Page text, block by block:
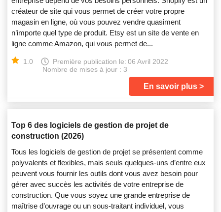
créateur de site qui vous permet de créer votre propre
magasin en ligne, où vous pouvez vendre quasiment
n’importe quel type de produit. Etsy est un site de vente en
ligne comme Amazon, qui vous permet de...
1.0 Première publication le: 06 Avril 2022
Nombre de mises à jour : 3
En savoir plus
Top 6 des logiciels de gestion de projet de
construction (2026)
Tous les logiciels de gestion de projet se présentent comme
polyvalents et flexibles, mais seuls quelques-uns d’entre eux
peuvent vous fournir les outils dont vous avez besoin pour
gérer avec succès les activités de votre entreprise de
construction. Que vous soyez une grande entreprise de
maîtrise d’ouvrage ou un sous-traitant individuel, vous